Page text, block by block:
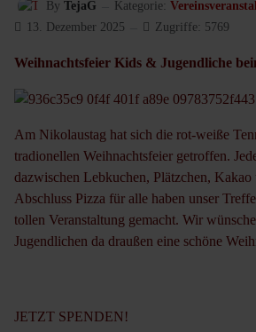
By TejaG Kategorie:
13. Dezember 2025
Zugriffe: 5769
Weihnachtsfeier Kids & Jugendliche
Am Nikolaustag hat sich die rot-weiße
tradionellen Weihnachtsfeier getroffen.
dazwischen Lebkuchen, Plätzchen, Kakao
Abschluss Pizza für alle haben unser
tollen Veranstaltung gemacht. Wir
Jugendlichen da draußen eine schöne
JETZT SPENDEN!